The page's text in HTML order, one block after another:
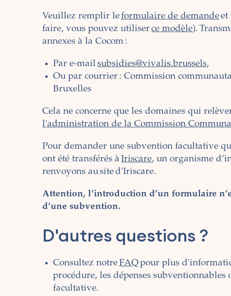
Veuillez remplir leformulaire de demandeet
faire, vous pouvez utiliserce modèle).
annexes à la Cocom :
Par e-mailsubsidies@vivalis.brussels,
Ou par courrier : Commission
Bruxelles
Cela ne concerne que les domaines qui
l'administration de la Commission
Pour demander une subvention facultative
ont été transférés àIriscare, un organisme
renvoyons au site d'Iriscare.
Attention, l’introduction d’un formulaire
d’une subvention.
D'autres questions ?
Consultez notreFAQpour plus
procédure, les dépenses
facultative.